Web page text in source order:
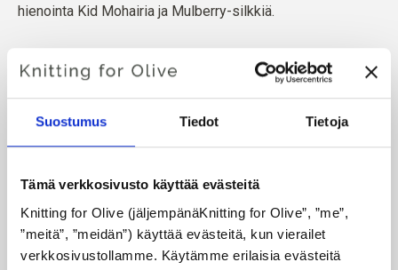
Suostumus Tiedot Tietoja
Tämä verkkosivusto käyttää evästeitä
Knitting for Olive (jäljempänäKnitting for Olive”, ”me”,
”meitä”, ”meidän”) käyttää evästeitä, kun vierailet
verkkosivustollamme. Käytämme erilaisia evästeitä
hienointa Kid Mohairia ja Mulberry-silkkiä.
angoravuohista, ja myös lanka valmistetaan paikallisesti.
Lankamme ovat jäljitettävissä yksittäisille tiloille, mikä
tarkoittaa, että tiedämme tarkalleen, miltä tiloilta, miltä
viljelijöiltä ja miltä vuohilta villamme on peräisin.
Kaikki mohair on sertifioitu riippumattomasti vastuullisen
mohair-standardin (RMS) mukaisesti, jonka on sertifioinut
Control Union,CU 1276494.